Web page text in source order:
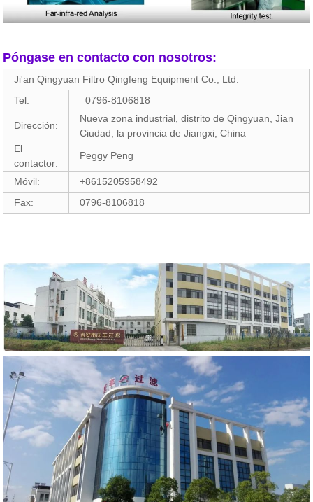
Póngase en contacto con nosotros:
Ji'an Qingyuan Filtro Qingfeng Equipment Co., Ltd.
Tel:
0796-8106818
Dirección:
Nueva zona industrial, distrito de Qingyuan, Jian
Ciudad, la provincia de Jiangxi, China
El
contactor:
Peggy Peng
Móvil:
+8615205958492
Fax:
0796-8106818